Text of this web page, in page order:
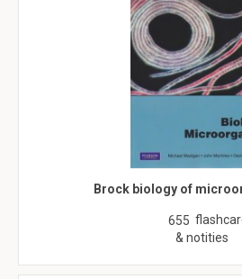
Brock biology of
655
& notities